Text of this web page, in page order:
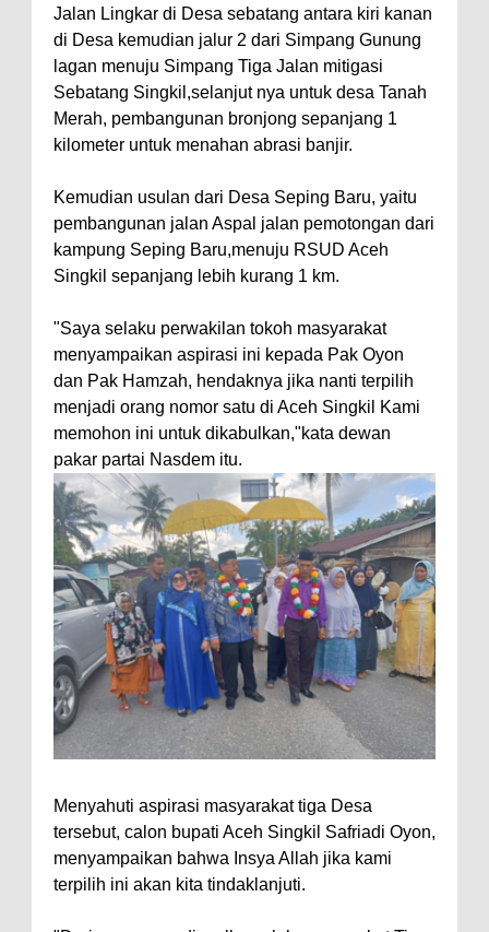
Jalan Lingkar di Desa sebatang antara kiri kanan
di Desa kemudian jalur 2 dari Simpang Gunung
lagan menuju Simpang Tiga Jalan mitigasi
Sebatang Singkil,selanjut nya untuk desa Tanah
Merah, pembangunan bronjong sepanjang 1
kilometer untuk menahan abrasi banjir.
Kemudian usulan dari Desa Seping Baru, yaitu
pembangunan jalan Aspal jalan pemotongan dari
kampung Seping Baru,menuju RSUD Aceh
Singkil sepanjang lebih kurang 1 km.
"Saya selaku perwakilan tokoh masyarakat
menyampaikan aspirasi ini kepada Pak Oyon
dan Pak Hamzah, hendaknya jika nanti terpilih
menjadi orang nomor satu di Aceh Singkil Kami
memohon ini untuk dikabulkan,"kata dewan
pakar partai Nasdem itu.
Menyahuti aspirasi masyarakat tiga Desa
tersebut, calon bupati Aceh Singkil Safriadi Oyon,
menyampaikan bahwa Insya Allah jika kami
terpilih ini akan kita tindaklanjuti.